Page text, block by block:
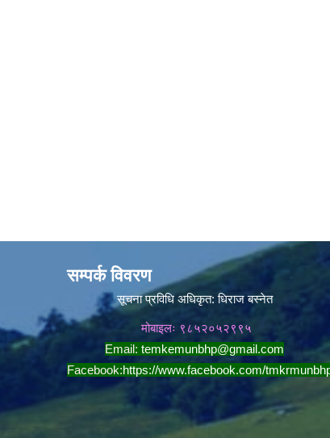
सम्पर्क विवरण
सूचना प्रविधि अधिकृत:धिराज बस्नेत
मोबाइलः ९८५२०५२९९५
Email: temkemunbhp@gmail.com
Facebook:https://www.facebook.com/